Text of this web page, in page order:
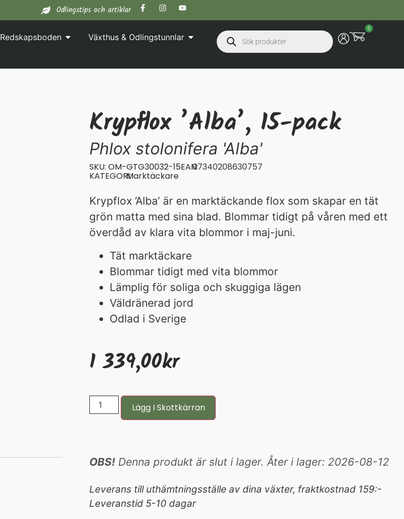
Odlingstips och artiklar
Redskapsboden
Växthus & Odlingstunnlar
0
Krypflox ’Alba’, 15-pack
Phlox stolonifera 'Alba'
SKU: OM-GTG30032-15EAN:07340208630757
KATEGORI:Marktäckare
Krypflox ’Alba’ är en marktäckande flox som skapar en tät
grön matta med sina blad. Blommar tidigt på våren med ett
överdåd av klara vita blommor i maj-juni.
Tät marktäckare
Blommar tidigt med vita blommor
Lämplig för soliga och skuggiga lägen
Väldränerad jord
Odlad i Sverige
1 339,00Kr
Lägg I Skottkärran
OBS!Denna produkt är slut i lager. Åter i lager: 2026-08-12
Leverans till uthämtningsställe av dina växter, fraktkostnad 159:-
Leveranstid 5-10 dagar